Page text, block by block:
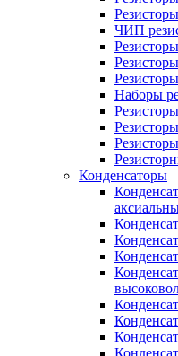
ЧИП
Наборы
Конденсаторы